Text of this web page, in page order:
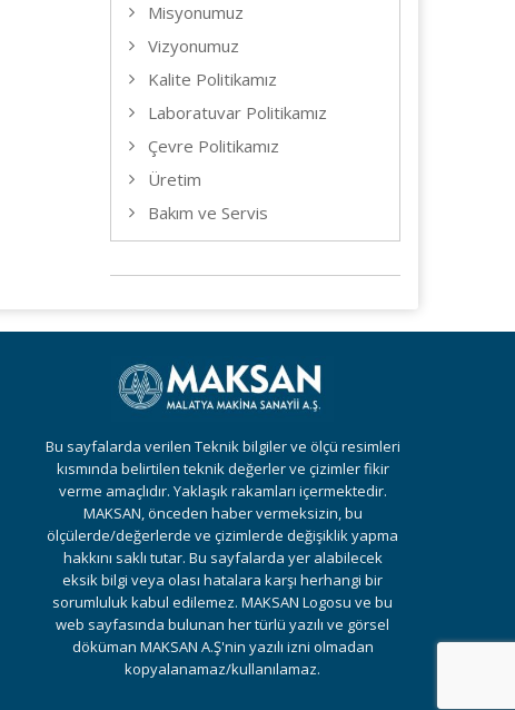
Misyonumuz
Vizyonumuz
Kalite Politikamız
Laboratuvar Politikamız
Çevre Politikamız
Üretim
Bakım ve Servis
Bu sayfalarda verilen Teknik bilgiler ve ölçü resimleri
kısmında belirtilen teknik değerler ve çizimler fikir
verme amaçlıdır. Yaklaşık rakamları içermektedir.
MAKSAN, önceden haber vermeksizin, bu
ölçülerde/değerlerde ve çizimlerde değişiklik yapma
hakkını saklı tutar. Bu sayfalarda yer alabilecek
eksik bilgi veya olası hatalara karşı herhangi bir
sorumluluk kabul edilemez. MAKSAN Logosu ve bu
web sayfasında bulunan her türlü yazılı ve görsel
döküman MAKSAN A.Ş'nin yazılı izni olmadan
kopyalanamaz/kullanılamaz.